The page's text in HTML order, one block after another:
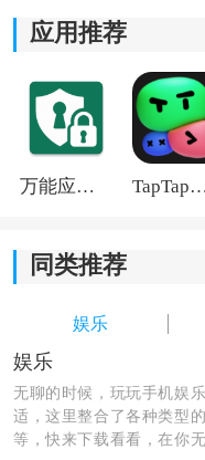
3、社区互动交流：
内置社区板块允许用
成了一个交流心得、
参考。
APPenjoy软件库使用方
应用推荐
万能应用隐藏 TapTap国际版2026
同类推荐
娱乐
娱乐
无聊的时候，玩玩手机娱
适，这里整合了各种类型
等，快来下载看看，在你